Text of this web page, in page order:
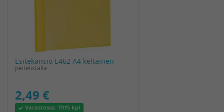
Esitekansio E462 A4 keltainen
peitelistalla
2,49 €
Varastossa: 1975 kpl